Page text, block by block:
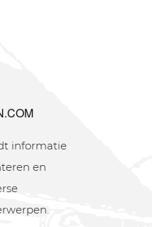
informatie
en